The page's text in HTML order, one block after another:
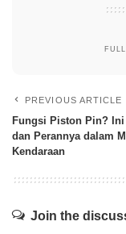
PREVIOUS ARTICLE
Fungsi Piston Pin?
dan Perannya dalam
Kendaraan
Join the